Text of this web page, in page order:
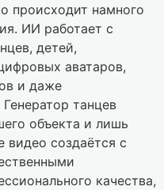
происходит намного
ИИ работает с
детей,
аватаров,
и даже
танцев
объекта и лишь
создаётся с
качества,